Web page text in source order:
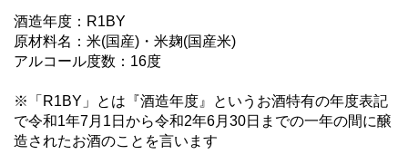
酒造年度：R1BY
原材料名：米(国産)・米麹(国産米)
アルコール度数：16度
※「R1BY」とは『酒造年度』というお酒特有の年度表記
で令和1年7月1日から令和2年6月30日までの一年の間に醸
造されたお酒のことを言います